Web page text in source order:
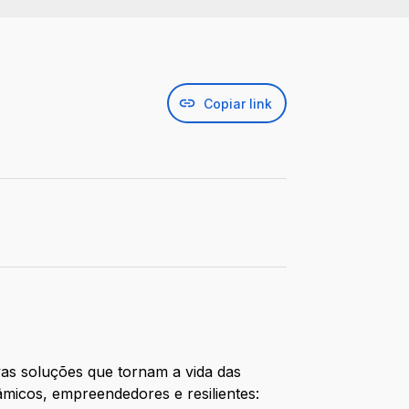
Copiar link
soluções que tornam a vida das
empreendedores e resilientes: